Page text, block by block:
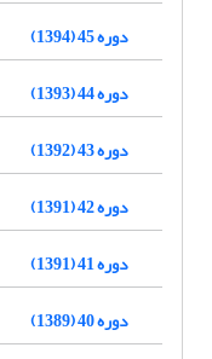
دوره 45 (1394)
دوره 44 (1393)
دوره 43 (1392)
دوره 42 (1391)
دوره 41 (1391)
دوره 40 (1389)